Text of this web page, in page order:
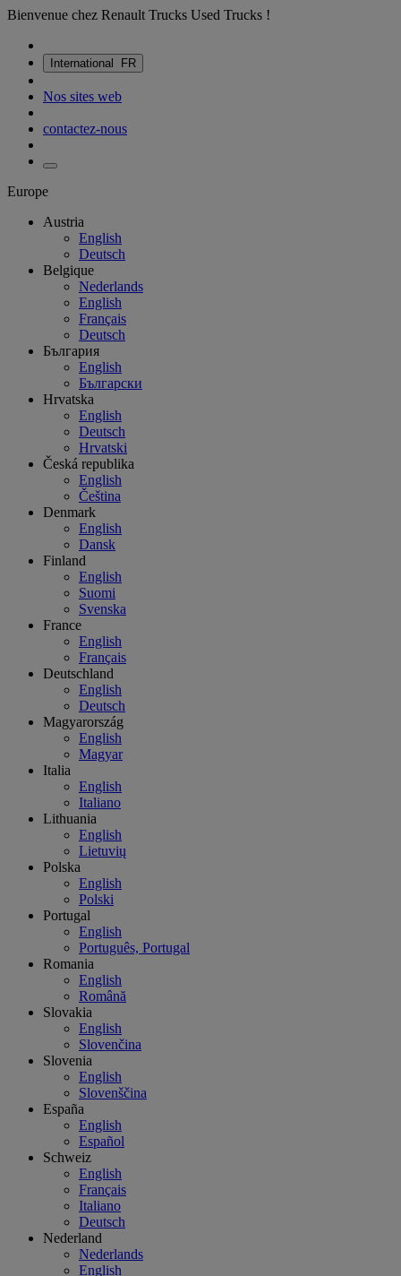
Bienvenue chez Renault Trucks Used Trucks !
International FR
Nos sites web
contactez-nous
Europe
Austria
English
Deutsch
Belgique
Nederlands
English
Français
Deutsch
България
English
Български
Hrvatska
English
Deutsch
Hrvatski
Česká republika
English
Čeština
Denmark
English
Dansk
Finland
English
Suomi
Svenska
France
English
Français
Deutschland
English
Deutsch
Magyarország
English
Magyar
Italia
English
Italiano
Lithuania
English
Lietuvių
Polska
English
Polski
Portugal
English
Português, Portugal
Romania
English
Română
Slovakia
English
Slovenčina
Slovenia
English
Slovenščina
España
English
Español
Schweiz
English
Français
Italiano
Deutsch
Nederland
Nederlands
English